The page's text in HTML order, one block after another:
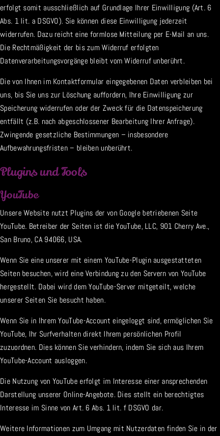
erfolgt somit ausschließlich auf Grundlage Ihrer Einwilligung (Art. 6
Abs. 1 lit. a DSGVO). Sie können diese Einwilligung jederzeit
widerrufen. Dazu reicht eine formlose Mitteilung per E-Mail an uns.
Die Rechtmäßigkeit der bis zum Widerruf erfolgten
Datenverarbeitungsvorgänge bleibt vom Widerruf unberührt.
Die von Ihnen im Kontaktformular eingegebenen Daten verbleiben bei
uns, bis Sie uns zur Löschung auffordern, Ihre Einwilligung zur
Speicherung widerrufen oder der Zweck für die Datenspeicherung
entfällt (z.B. nach abgeschlossener Bearbeitung Ihrer Anfrage).
Zwingende gesetzliche Bestimmungen – insbesondere
Aufbewahrungsfristen – bleiben unberührt.
Plugins und Tools
YouTube
Unsere Website nutzt Plugins der von Google betriebenen Seite
YouTube. Betreiber der Seiten ist die YouTube, LLC, 901 Cherry Ave.,
San Bruno, CA 94066, USA.
Wenn Sie eine unserer mit einem YouTube-Plugin ausgestatteten
Seiten besuchen, wird eine Verbindung zu den Servern von YouTube
hergestellt. Dabei wird dem YouTube-Server mitgeteilt, welche
unserer Seiten Sie besucht haben.
Wenn Sie in Ihrem YouTube-Account eingeloggt sind, ermöglichen Sie
YouTube, Ihr Surfverhalten direkt Ihrem persönlichen Profil
zuzuordnen. Dies können Sie verhindern, indem Sie sich aus Ihrem
YouTube-Account ausloggen.
Die Nutzung von YouTube erfolgt im Interesse einer ansprechenden
Darstellung unserer Online-Angebote. Dies stellt ein berechtigtes
Interesse im Sinne von Art. 6 Abs. 1 lit. f DSGVO dar.
Weitere Informationen zum Umgang mit Nutzerdaten finden Sie in der